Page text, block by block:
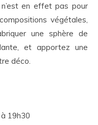
en effet pas pour
végétales,
une sphère de
et apportez une
déco.
19h30